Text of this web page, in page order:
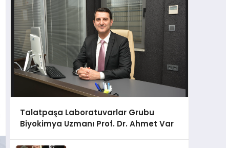
Talatpaşa Laboratuvarlar Grubu
Biyokimya Uzmanı Prof. Dr. Ahmet Var